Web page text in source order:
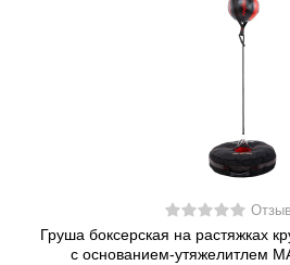
Груша боксерская на растяжках
с основанием-утяжелитлем